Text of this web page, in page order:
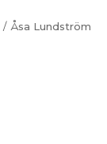
Åsa Lundström